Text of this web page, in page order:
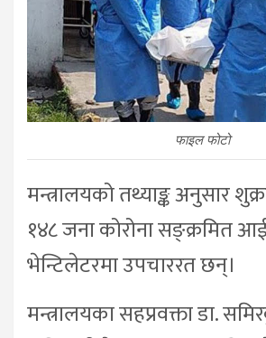
फाइल फोटो
मन्त्रालयको तथ्याङ्क अनुसार
१४८ जना कोरोना सङ्क्रमित
भेन्टिलेटरमा उपचाररत छन्।
मन्त्रालयका सहप्रवक्ता डा.